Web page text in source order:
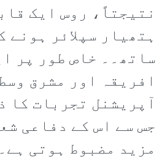
نتیجتاً، روس ایک
ہتھیار سپلائر ہونے
ساتھ۔۔ خاص طور پر
افریقہ اور مشرق
آپریشنل تجربات کا
جس سے اس کے دفاعی
مزید مضبوط ہوتی ہے۔